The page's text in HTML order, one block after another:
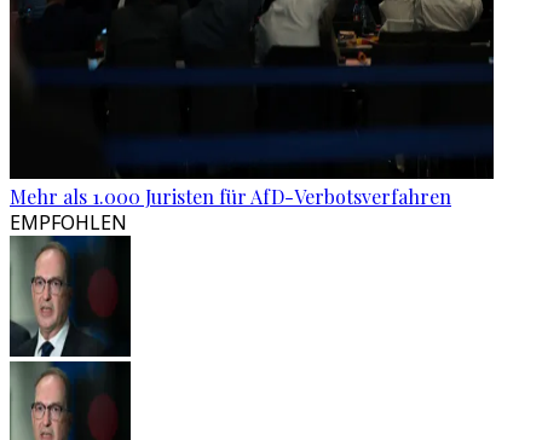
Mehr als 1.000 Juristen für AfD-Verbotsverfahren
EMPFOHLEN